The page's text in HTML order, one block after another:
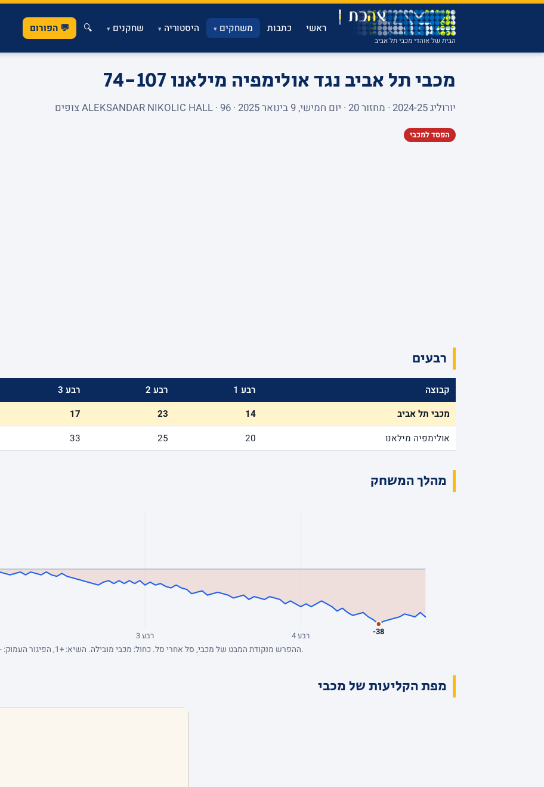
הבית של אוהדי מכבי תל אביב
ראשי כתבות משחקים▾ היסטוריה▾ שחקנים▾
🔍 💬 הפורום
מכבי תל אביב נגד אולימפיה מילאנו74-107
יורוליג 2024-25 · מחזור 20 · יום חמישי, 9 בינואר 2025 · ALEKSANDAR NIKOLIC HALL · 96 צופים
הפסד למכבי
רבעים
קבוצה רבע 1 רבע 2 רבע 3
מכבי תל אביב
14
23
17
אולימפיה מילאנו
20
25
33
מהלך המשחק
-38 רבע 3 רבע 4
ההפרש מנקודת המבט של מכבי, סל אחרי סל. כחול: מכבי מובילה. השיא: +1, הפיגור העמוק: -38. הנתונים המלאים בטבלת הרבעים למעלה.
מפת הקליעות של מכבי